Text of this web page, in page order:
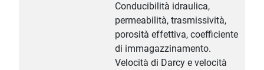
Conducibilità idraulica,
permeabilità, trasmissività,
porosità effettiva, coefficiente
di immagazzinamento.
Velocità di Darcy e velocità